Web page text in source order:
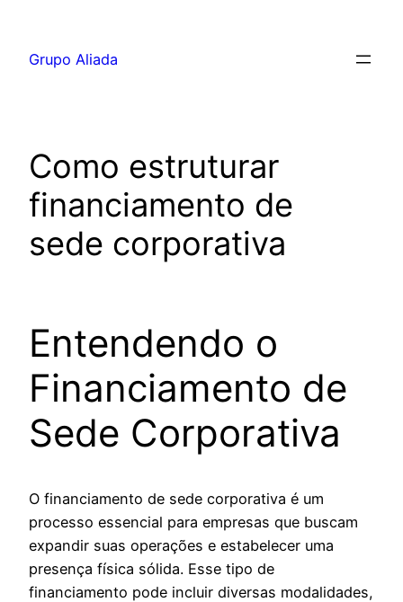
Grupo Aliada
Como estruturar
financiamento de
sede corporativa
Entendendo o
Financiamento de
Sede Corporativa
O financiamento de sede corporativa é um
processo essencial para empresas que buscam
expandir suas operações e estabelecer uma
presença física sólida. Esse tipo de
financiamento pode incluir diversas modalidades,